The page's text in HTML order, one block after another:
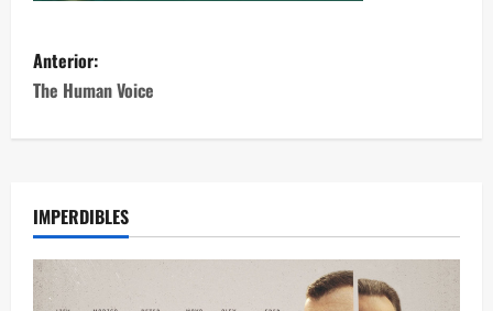
Anterior:
The Human Voice
IMPERDIBLES